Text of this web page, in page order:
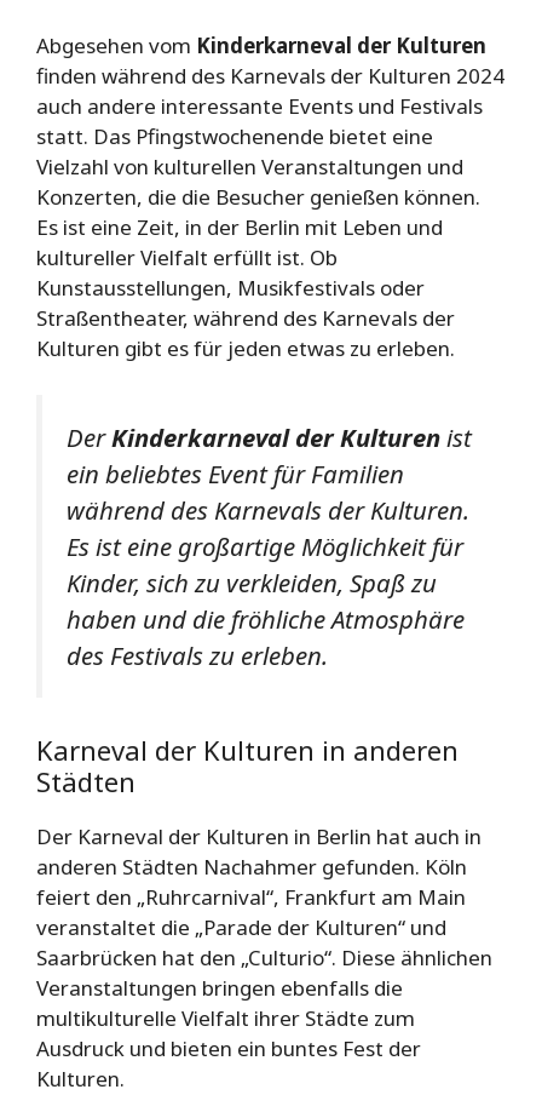
Abgesehen vom Kinderkarneval der Kulturen
finden während des Karnevals der Kulturen 2024
auch andere interessante Events und Festivals
statt. Das Pfingstwochenende bietet eine
Vielzahl von kulturellen Veranstaltungen und
Konzerten, die die Besucher genießen können.
Es ist eine Zeit, in der Berlin mit Leben und
kultureller Vielfalt erfüllt ist. Ob
Kunstausstellungen, Musikfestivals oder
Straßentheater, während des Karnevals der
Kulturen gibt es für jeden etwas zu erleben.
DerKinderkarneval der Kulturenist
ein beliebtes Event für Familien
während des Karnevals der Kulturen.
Es ist eine großartige Möglichkeit für
Kinder, sich zu verkleiden, Spaß zu
haben und die fröhliche Atmosphäre
des Festivals zu erleben.
Karneval der Kulturen in anderen
Städten
Der Karneval der Kulturen in Berlin hat auch in
anderen Städten Nachahmer gefunden. Köln
feiert den „Ruhrcarnival“, Frankfurt am Main
veranstaltet die „Parade der Kulturen“ und
Saarbrücken hat den „Culturio“. Diese ähnlichen
Veranstaltungen bringen ebenfalls die
multikulturelle Vielfalt ihrer Städte zum
Ausdruck und bieten ein buntes Fest der
Kulturen.